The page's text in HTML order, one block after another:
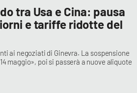
tra Usa e Cina: pausa
e tariffe ridotte del
ai negoziati di Ginevra. La sospensione
maggio», poi si passerà a nuove aliquote